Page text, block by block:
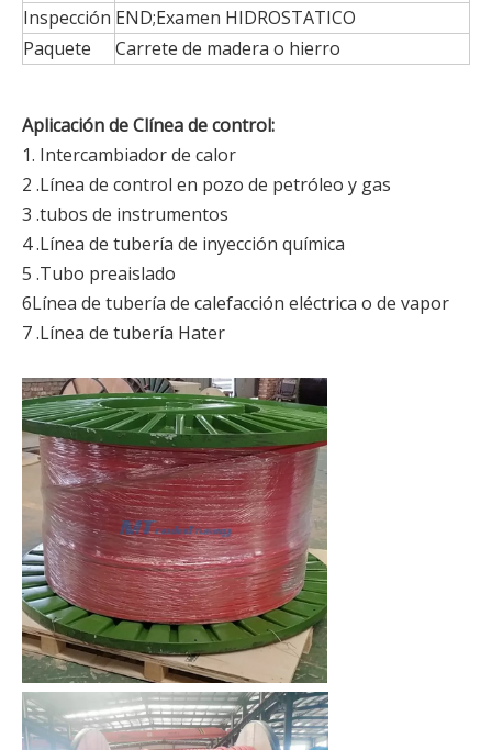
Inspección END;Examen HIDROSTATICO
Paquete
Carrete de madera o hierro
Aplicación de Clínea de control:
1. Intercambiador de calor
2 .Línea de control en pozo de petróleo y gas
3 .tubos de instrumentos
4 .Línea de tubería de inyección química
5 .Tubo preaislado
6Línea de tubería de calefacción eléctrica o de vapor
7 .Línea de tubería Hater